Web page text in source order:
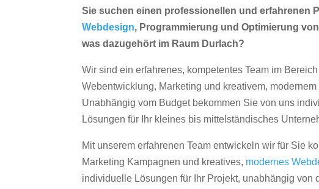
Sie suchen einen professionellen und erfahrenen
Webdesign, Programmierung und Optimierung
was dazugehört im Raum Durlach?
Wir sind ein erfahrenes, kompetentes Team im Bereich
Webentwicklung, Marketing und kreativem,
Unabhängig vom Budget bekommen Sie von uns
Lösungen für Ihr kleines bis mittelständisches
Mit unserem erfahrenen Team entwickeln wir für Sie
Marketing Kampagnen und kreatives, modernes
individuelle Lösungen für Ihr Projekt, unabhängig von